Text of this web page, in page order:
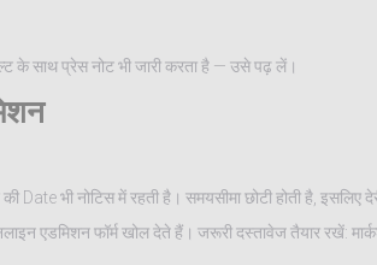
के साथ प्रेस नोट भी जारी करता है — उसे पढ़ लें।
Date भी नोटिस में रहती है। समयसीमा छोटी होती है, इसलिए
फॉर्म खोल देते हैं। जरूरी दस्तावेज तैयार रखें: